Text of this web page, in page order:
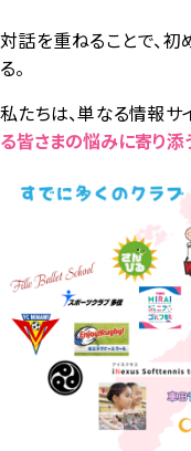
対話を重ねることで、初
る。
私たちは、単なる情報サ
る皆さまの悩みに寄り添